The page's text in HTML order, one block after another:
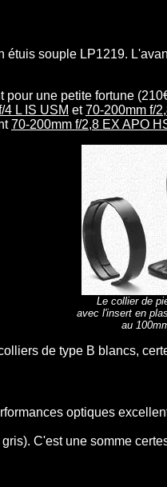
souple LP1219.
une petite fortune
4 L IS USM et70-200mm f/
70-200mm f/2,8 EX APO
Le collier de
avec l'insert en
au
de type B blancs,
optiques
C'est une somme